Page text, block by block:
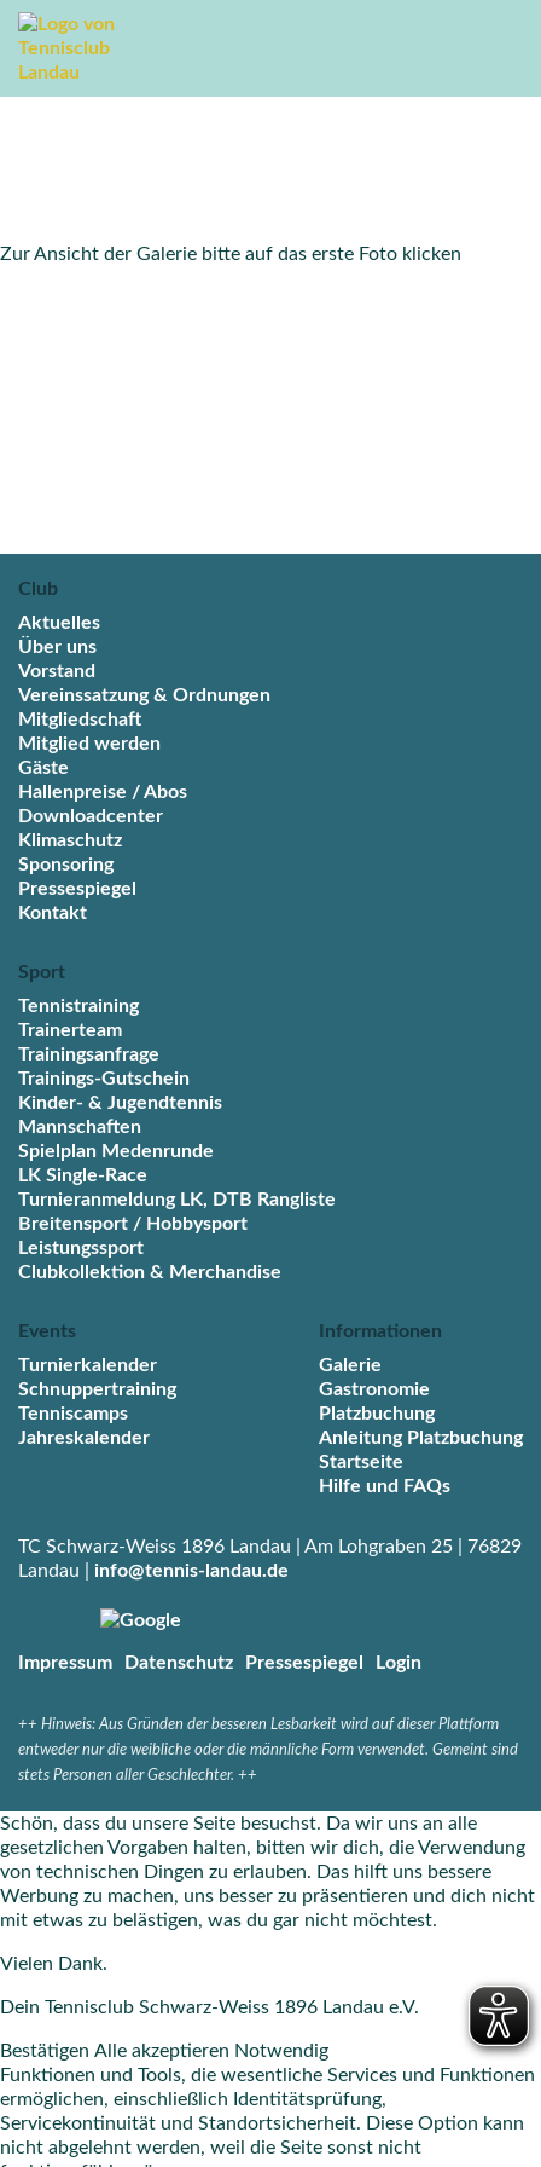
Zur Ansicht der Galerie bitte auf das erste Foto klicken
Club
Aktuelles
Über uns
Vorstand
Vereinssatzung & Ordnungen
Mitgliedschaft
Mitglied werden
Gäste
Hallenpreise / Abos
Downloadcenter
Klimaschutz
Sponsoring
Pressespiegel
Kontakt
Sport
Tennistraining
Trainerteam
Trainingsanfrage
Trainings-Gutschein
Kinder- & Jugendtennis
Mannschaften
Spielplan Medenrunde
LK Single-Race
Turnieranmeldung LK, DTB Rangliste
Breitensport / Hobbysport
Leistungssport
Clubkollektion & Merchandise
Events
Turnierkalender
Schnuppertraining
Tenniscamps
Jahreskalender
Informationen
Galerie
Gastronomie
Platzbuchung
Anleitung Platzbuchung
Startseite
Hilfe und FAQs
TC Schwarz-Weiss 1896 Landau | Am Lohgraben 25 | 76829
Landau | info@tennis-landau.de
Impressum Datenschutz Pressespiegel Login
++ Hinweis: Aus Gründen der besseren Lesbarkeit wird auf dieser Plattform
entweder nur die weibliche oder die männliche Form verwendet. Gemeint sind
stets Personen aller Geschlechter. ++
Schön, dass du unsere Seite besuchst. Da wir uns an alle
gesetzlichen Vorgaben halten, bitten wir dich, die Verwendung
von technischen Dingen zu erlauben. Das hilft uns bessere
Werbung zu machen, uns besser zu präsentieren und dich nicht
mit etwas zu belästigen, was du gar nicht möchtest.
Vielen Dank.
Dein Tennisclub Schwarz-Weiss 1896 Landau e.V.
Bestätigen Alle akzeptieren Notwendig
Funktionen und Tools, die wesentliche Services und Funktionen
ermöglichen, einschließlich Identitätsprüfung,
Servicekontinuität und Standortsicherheit. Diese Option kann
nicht abgelehnt werden, weil die Seite sonst nicht